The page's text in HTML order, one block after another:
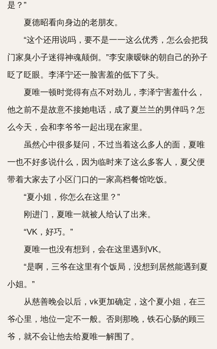
是？”
夏德昭看向身边的老朋友。
“这个还用说吗，要不是一一这么优秀，怎么会把我
门家臭小子迷得神魂颠倒。”李安康暧昧的朝自己的孙子
眨了眨眼。李泽宁还一脸害羞的低下了头。
夏唯一顿时觉得有点不对劲儿，李泽宁害羞什么，
他之前不是故意不接她电话，成了夏兰兰的男伴吗？怎
么今天，会和李爷爷一起出现在家里。
虽然心中很多疑问，不过当着这么多人的面，夏唯
一也不好多说什么，因为临时来了这么多客人，夏父便
带着大家去了小区门口的一家高档餐馆吃饭。
“夏小姐，你怎么在这里？”
刚进门，夏唯一就被人给认了出来。
“VK，好巧。”
夏唯一也没有想到，会在这里遇到VK。
“是啊，三爷在这里有个饭局，没想到居然能遇到夏
小姐。”
从慈善晚会以后，vk更加确定，这个夏小姐，在三
爷心里，地位一定不一般。否则那晚，铁石心肠的顾三
爷，就不会让他去给夏唯一解围了。